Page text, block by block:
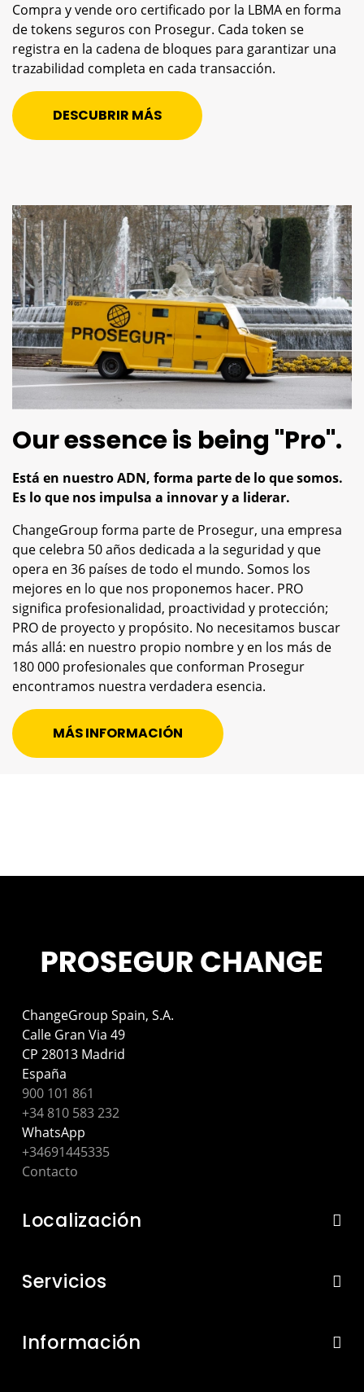
Compra y vende oro certificado por la LBMA en forma
de tokens seguros con Prosegur. Cada token se
registra en la cadena de bloques para garantizar una
trazabilidad completa en cada transacción.
DESCUBRIR MÁS
Our essence is being "Pro".
Está en nuestro ADN, forma parte de lo que somos.
Es lo que nos impulsa a innovar y a liderar.
ChangeGroup forma parte de Prosegur, una empresa
que celebra 50 años dedicada a la seguridad y que
opera en 36 países de todo el mundo. Somos los
mejores en lo que nos proponemos hacer. PRO
significa profesionalidad, proactividad y protección;
PRO de proyecto y propósito. No necesitamos buscar
más allá: en nuestro propio nombre y en los más de
180 000 profesionales que conforman Prosegur
encontramos nuestra verdadera esencia.
MÁS INFORMACIÓN
ChangeGroup Spain, S.A.
Calle Gran Via 49
CP 28013 Madrid
España
900 101 861
+34 810 583 232
WhatsApp
+34691445335
Contacto
Localización
Servicios
Información